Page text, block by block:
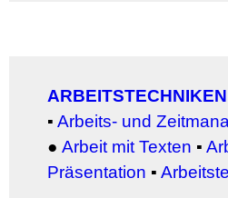
▪ Arbeits- und
● Arbeit mit Texten ▪
Präsentation ▪